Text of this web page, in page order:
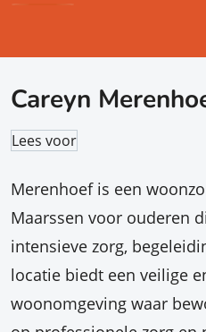
Careyn
Lees voor
Merenhoef is een
Maarssen voor ouderen
intensieve zorg,
locatie biedt een veilige
woonomgeving waar